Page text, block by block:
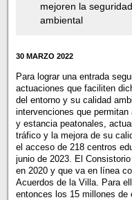
mejoren la
ambiental
30 MARZO 2022
Para lograr una entrada
actuaciones que faciliten
del entorno y su calidad
intervenciones que
y estancia peatonales,
tráfico y la mejora de su
el acceso de 218 centros
junio de 2023. El
en 2020 y que va en línea
Acuerdos de la Villa. Para
entonces los 15 millones de